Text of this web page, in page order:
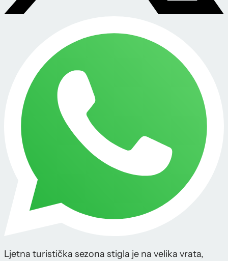
Ljetna turistička sezona stigla je na velika vrata,